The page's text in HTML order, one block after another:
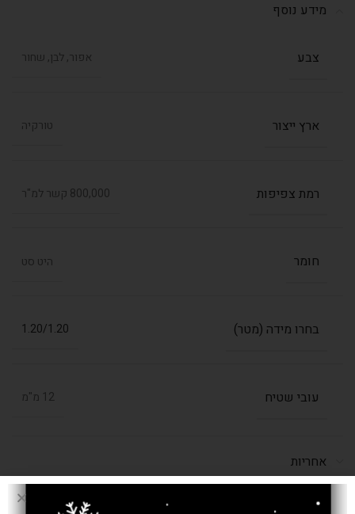
מידע נוסף
צבע אפור, לבן, שחור
ארץ ייצור טורקיה
רמת צפיפות 800,000 קשר למ"ר
חומר היט סט
בחרו מידה (מטר) 1.20/1.20
עובי שטיח 12 מ"מ
אחריות